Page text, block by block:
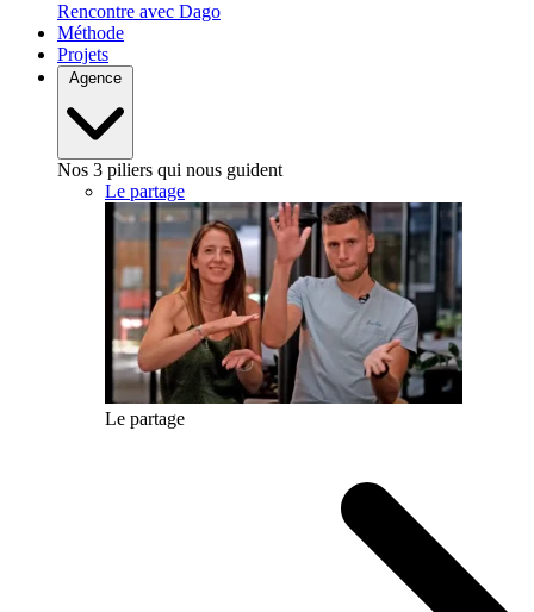
Rencontre avec Dago
Méthode
Projets
Agence
Nos 3 piliers qui nous guident
Le partage
Le partage